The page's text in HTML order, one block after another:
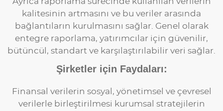
kalitesinin artmasını ve bu veriler arasında
bağlantıların kurulmasını sağlar. Genel olarak
entegre raporlama, yatırımcılar için güvenilir,
bütüncül, standart ve karşılaştırılabilir veri sağlar.
Şirketler için Faydaları:
Finansal verilerin sosyal, yönetimsel ve çevresel
verilerle birleştirilmesi kurumsal stratejilerin